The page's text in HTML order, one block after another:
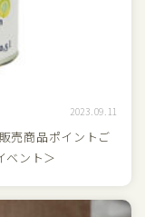
2023.09.11
売商品ポイントご
ント＞